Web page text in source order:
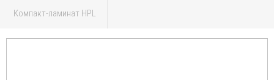
Компакт-ламинат HPL